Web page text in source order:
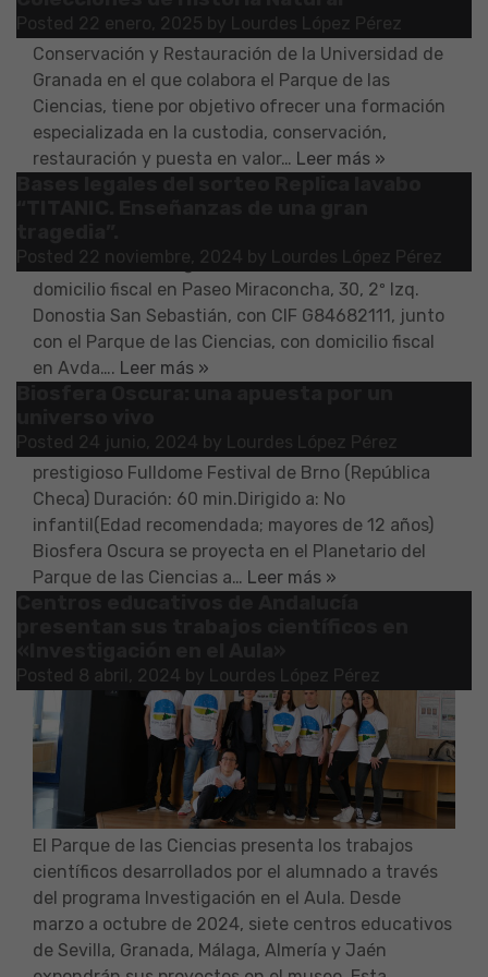
Posted 22 enero, 2025 by Lourdes López Pérez
Teresa Espejo, directora del Secretariado de
Conservación y Restauración de la Universidad de
Granada en el que colabora el Parque de las
Ciencias, tiene por objetivo ofrecer una formación
especializada en la custodia, conservación,
restauración y puesta en valor… Leer más »
Posted 22 noviembre, 2024 by Lourdes López Pérez
CIF B39541099. Organiza la Fundación Titanic, con
domicilio fiscal en Paseo Miraconcha, 30, 2º Izq.
Donostia San Sebastián, con CIF G84682111, junto
con el Parque de las Ciencias, con domicilio fiscal
en Avda…. Leer más »
Posted 24 junio, 2024 by Lourdes López Pérez
galardonada con el Premio a la Mejor Película en el
prestigioso Fulldome Festival de Brno (República
Checa) Duración: 60 min.Dirigido a: No
infantil(Edad recomendada; mayores de 12 años)
Biosfera Oscura se proyecta en el Planetario del
Parque de las Ciencias a… Leer más »
Posted 8 abril, 2024 by Lourdes López Pérez
El Parque de las Ciencias presenta los trabajos
científicos desarrollados por el alumnado a través
del programa Investigación en el Aula. Desde
marzo a octubre de 2024, siete centros educativos
de Sevilla, Granada, Málaga, Almería y Jaén